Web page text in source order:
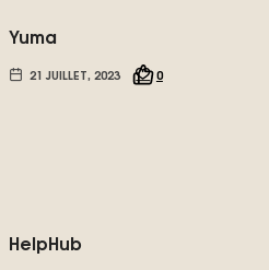
Yuma
21 JUILLET, 2023 0
HelpHub